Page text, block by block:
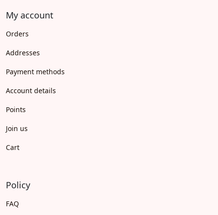
My account
Orders
Addresses
Payment methods
Account details
Points
Join us
Cart
Policy
FAQ